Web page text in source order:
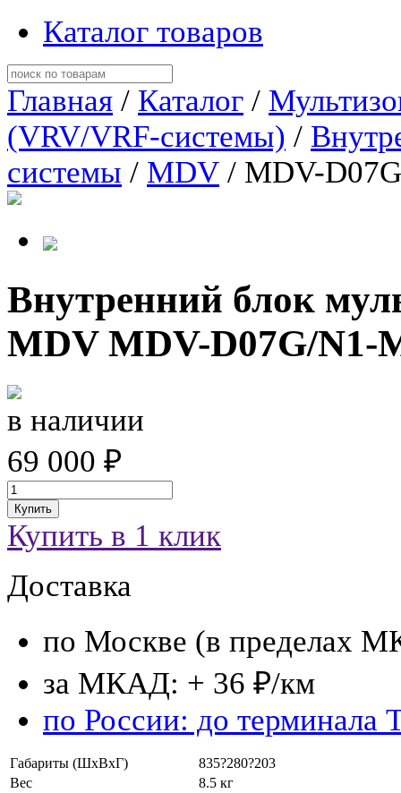
Каталог товаров
Главная / Каталог /
(VRV/VRF-системы) /
системы / MDV / MDV-
Внутренний блок
MDV MDV-D07G/N1-
в наличии
69 000 ₽
Купить
Купить в 1 клик
Доставка
по Москве (в пределах
за МКАД: + 36 ₽/км
по России: до терминала
Габариты (ШхВхГ)
835?280?203
Вес
8.5 кг